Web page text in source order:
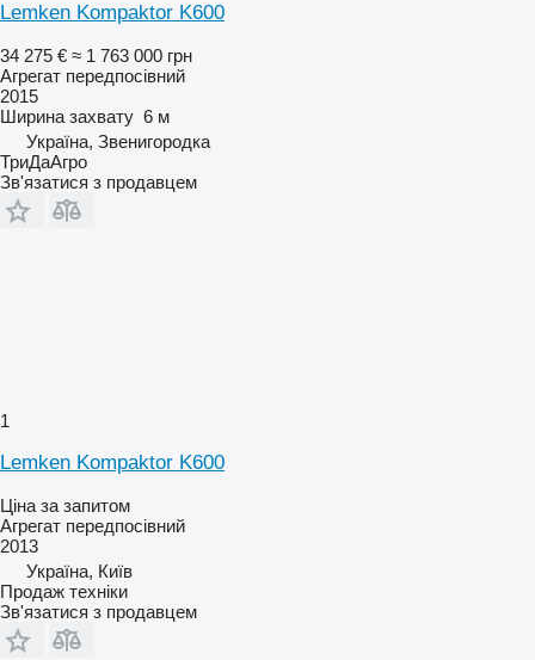
Lemken Kompaktor K600
34 275 € ≈ 1 763 000 грн
Агрегат передпосівний
2015
Ширина захвату 6 м
Україна, Звенигородка
ТриДаАгро
Зв'язатися з продавцем
1
Lemken Kompaktor K600
Ціна за запитом
Агрегат передпосівний
2013
Україна, Київ
Продаж техніки
Зв'язатися з продавцем